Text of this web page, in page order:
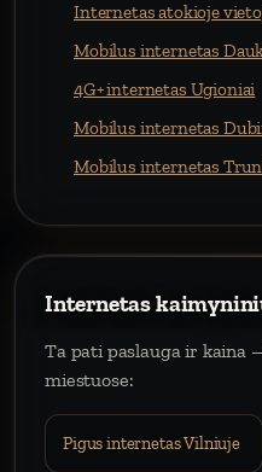
Internetas atokioje
Mobilus internetas
4G+ internetas Ugioniai
Mobilus internetas
Mobilus internetas
Internetas
Ta pati paslauga ir kaina
miestuose:
Pigus internetas Vilniuje